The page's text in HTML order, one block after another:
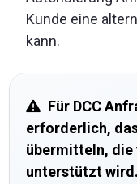
Kunde eine
kann.
Für DCC
erforderlich,
übermitteln, die
unterstützt